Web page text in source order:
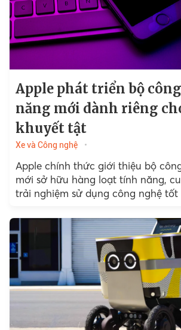
Apple phát triển bộ
năng mới dành riêng
khuyết tật
Xe và Công nghệ
Apple chính thức giới thiệu bộ
mới sở hữu hàng loạt tính năng,
trải nghiệm sử dụng công nghệ tốt